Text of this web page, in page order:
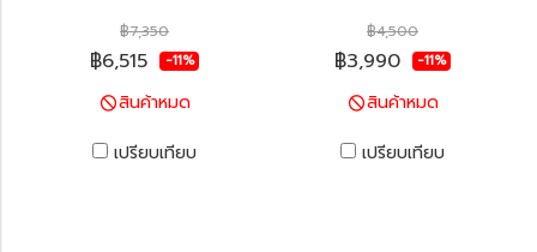
฿7,350
฿6,515 -11%
สินค้าหมด
เปรียบเทียบ
฿4,500
฿3,990 -11%
สินค้าหมด
เปรียบเทียบ